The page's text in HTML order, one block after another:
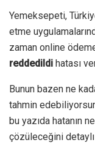
Yemeksepeti,
etme
zaman online
reddedildi hatası
Bunun bazen ne
tahmin
bu yazıda hatanın
çözüleceğini